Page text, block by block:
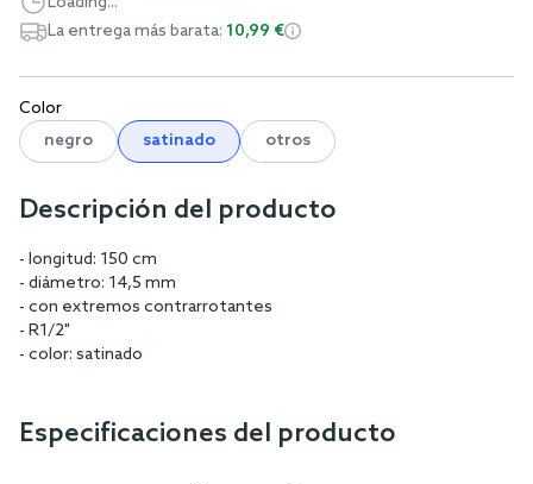
Color
negro
satinado otros
La entrega más barata: 10,99 €
Descripción del producto
- longitud: 150 cm
- diámetro: 14,5 mm
- con extremos contrarrotantes
- R1/2"
- color: satinado
Especificaciones del producto